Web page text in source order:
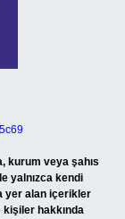
kurum veya şahıs
yalnızca kendi
yer alan içerikler
hakkında